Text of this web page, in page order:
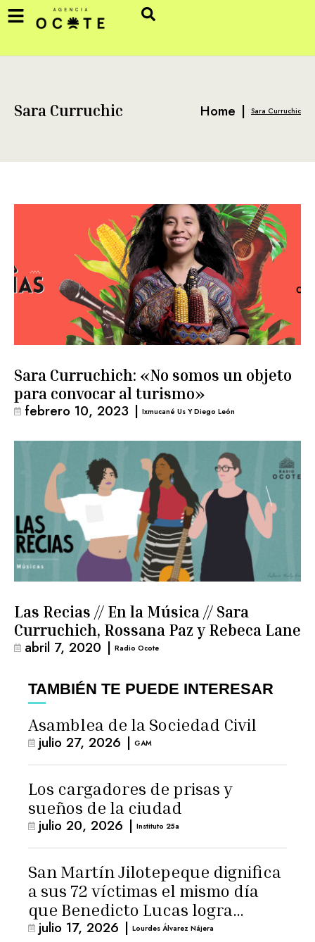
Sara Curruchic Home | Sara Curruchic
Sara Curruchich: «No somos un objeto
para convocar al turismo»
febrero 10, 2023 | Ixmucané Us Y Diego León
Las Recias // En la Música // Sara
Curruchich, Rossana Paz y Rebeca Lane
abril 7, 2020 | Radio Ocote
TAMBIÉN TE PUEDE INTERESAR
Asamblea de la Sociedad Civil
julio 27, 2026 | GAM
Los cargadores de prisas y
sueños de la ciudad
julio 20, 2026 | Instituto 25a
San Martín Jilotepeque dignifica
a sus 72 víctimas el mismo día
que Benedicto Lucas logra
arresto domiciliario
julio 17, 2026 | Lourdes Álvarez Nájera